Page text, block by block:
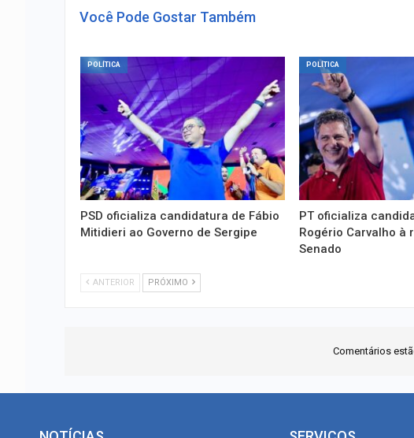
Você Pode Gostar Também
POLÍTICA
PSD oficializa candidatura de Fábio
Mitidieri ao Governo de Sergipe
POLÍTICA
PT oficializa
Rogério Carvalho à
Senado
ANTERIOR PRÓXIMO
Comentários